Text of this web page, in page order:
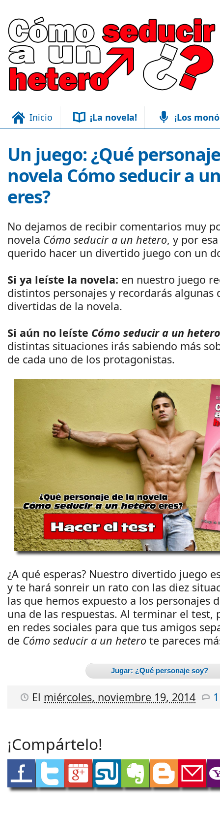
Inicio ¡La novela! ¡Los
Un juego: ¿Qué
novela Cómo seducir a
eres?
No dejamos de recibir comentarios muy
novela Cómo seducir a un hetero, y por
querido hacer un divertido juego con un
Si ya leíste la novela: en nuestro juego
distintos personajes y recordarás algunas
divertidas de la novela.
Si aún no leíste Cómo seducir a un hetero
distintas situaciones irás sabiendo más
de cada uno de los protagonistas.
¿A qué esperas? Nuestro divertido juego
y te hará sonreir un rato con las diez
las que hemos expuesto a los personajes
una de las respuestas. Al terminar el
en redes sociales para que tus amigos
de Cómo seducir a un hetero te pareces
Jugar: ¿Qué personaje soy?
El miércoles, noviembre 19, 2014
¡Compártelo!